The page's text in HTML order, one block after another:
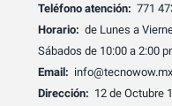
Teléfono atención: 771
Horario: de Lunes a
Sábados de 10:00 a 2:00
Email: info@tecnowow.mx
Dirección: 12 de Octubre